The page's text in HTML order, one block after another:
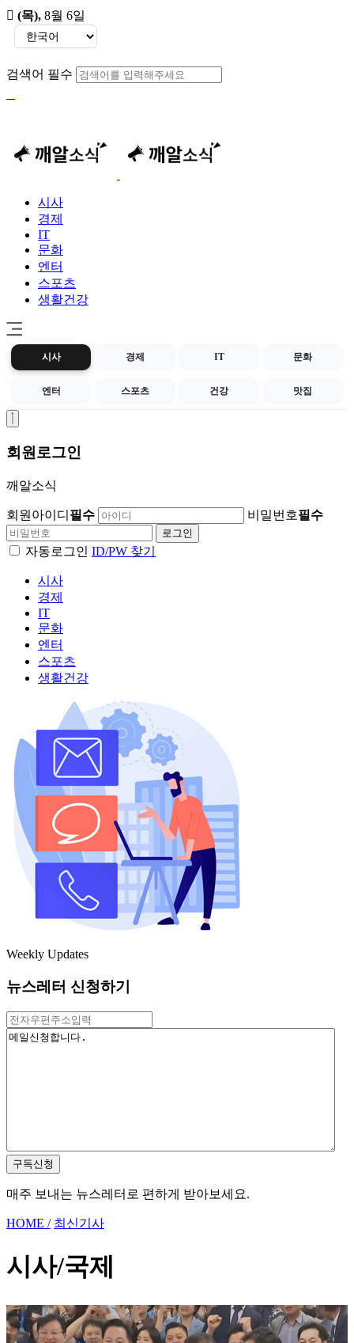
(목), 8월 6일
검색어 필수
시사
경제
IT
문화
엔터
스포츠
생활건강
시사 경제 IT 문화
엔터 스포츠 건강 맛집
회원 로그인
깨알소식
회원아이디 필수 비밀번호필수
자동로그인 ID/PW 찾기
시사
경제
IT
문화
엔터
스포츠
생활건강
Weekly Updates
뉴스레터 신청하기
구독신청
매주 보내는 뉴스레터로 편하게 받아보세요.
HOME / 최신기사
시사/국제